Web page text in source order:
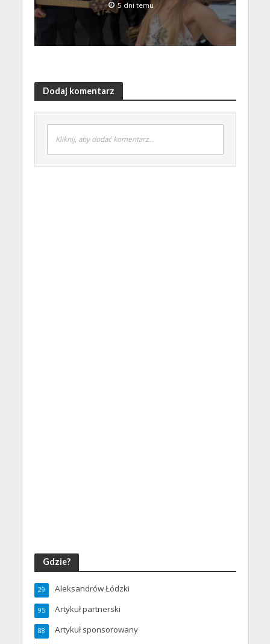
5 dni temu
Dodaj komentarz
Kliknij, aby dodać komentarz...
Gdzie?
Aleksandrów Łódzki
29
Artykuł partnerski
95
Artykuł sponsorowany
88